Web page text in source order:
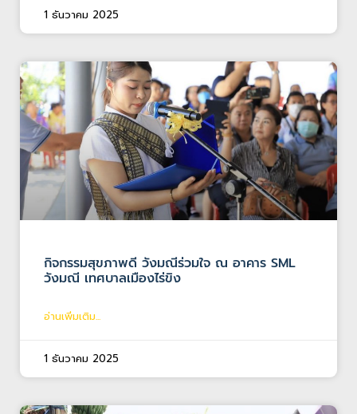
1 ธันวาคม 2025
กิจกรรมสุขภาพดี วังมณีร่วมใจ ณ อาคาร SML
วังมณี เทศบาลเมืองไร่ขิง
อ่านเพิ่มเติม...
1 ธันวาคม 2025